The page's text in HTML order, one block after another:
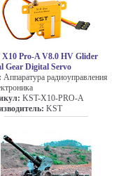
Pro-A V8.0 HV Glider
Gear Digital Servo
Аппаратура радиоуправления
KST-X10-PRO-A
KST